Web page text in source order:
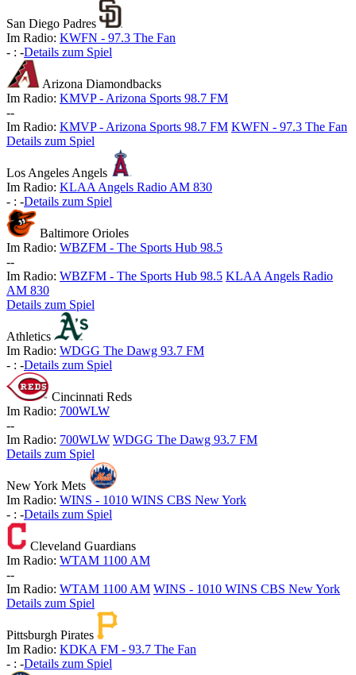
San Diego Padres
Im Radio: KWFN - 97.3 The Fan
- : -Details zum Spiel
Arizona Diamondbacks
Im Radio: KMVP - Arizona Sports 98.7 FM
--
Im Radio: KMVP - Arizona Sports 98.7 FM KWFN - 97.3 The Fan
Details zum Spiel
Los Angeles Angels
Im Radio: KLAA Angels Radio AM 830
- : -Details zum Spiel
Baltimore Orioles
Im Radio: WBZFM - The Sports Hub 98.5
--
Im Radio: WBZFM - The Sports Hub 98.5 KLAA Angels Radio
AM 830
Details zum Spiel
Athletics
Im Radio: WDGG The Dawg 93.7 FM
- : -Details zum Spiel
Cincinnati Reds
Im Radio: 700WLW
--
Im Radio: 700WLW WDGG The Dawg 93.7 FM
Details zum Spiel
New York Mets
Im Radio: WINS - 1010 WINS CBS New York
- : -Details zum Spiel
Cleveland Guardians
Im Radio: WTAM 1100 AM
--
Im Radio: WTAM 1100 AM WINS - 1010 WINS CBS New York
Details zum Spiel
Pittsburgh Pirates
Im Radio: KDKA FM - 93.7 The Fan
- : -Details zum Spiel